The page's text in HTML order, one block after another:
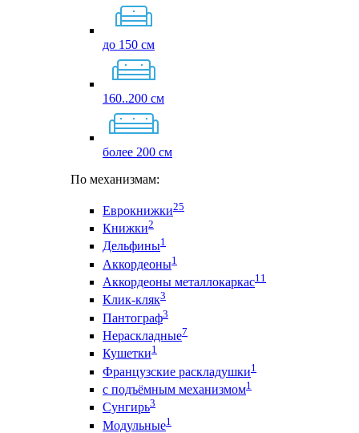
до 150 см
160..200 см
более 200 см
По механизмам:
Еврокнижки25
Книжки2
Дельфины1
Аккордеоны1
Аккордеоны металлокаркас11
Клик-кляк3
Пантограф3
Нераскладные7
Кушетки1
Французские раскладушки1
с подъёмным механизмом1
Сунгирь3
Модульные1